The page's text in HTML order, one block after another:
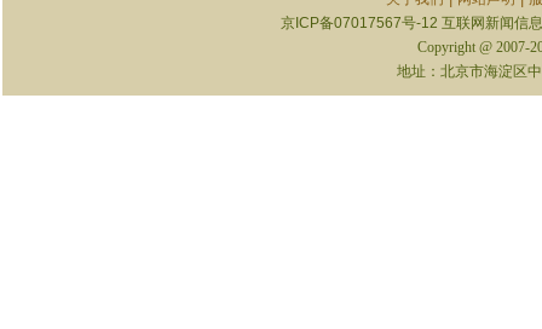
京ICP备07017567号-12 互联网新闻信
Copyright @ 2007-
地址：北京市海淀区